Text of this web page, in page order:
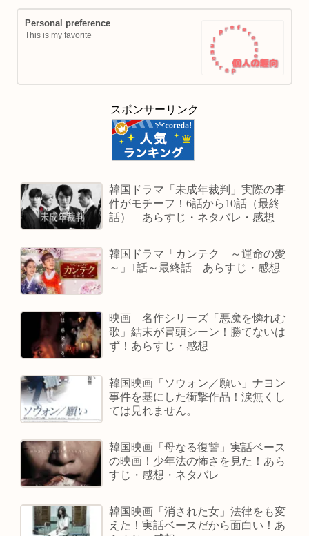
Personal preference
This is my favorite
スポンサーリンク
韓国ドラマ「未成年裁判」実際の事
件がモチーフ！6話から10話（最終
話） あらすじ・ネタバレ・感想
韓国ドラマ「カンテク ～運命の愛
～」1話～最終話 あらすじ・感想
映画 名作シリーズ「悪魔を憐れむ
歌」結末が冒頭シーン！勝てないは
ず！あらすじ・感想
韓国映画「ソウォン／願い」ナヨン
事件を基にした衝撃作品！涙無くし
ては見れません。
韓国映画「母なる復讐」実話ベース
の映画！少年法の怖さを見た！あら
すじ・感想・ネタバレ
韓国映画「消された女」法律をも変
えた！実話ベースだから面白い！あ